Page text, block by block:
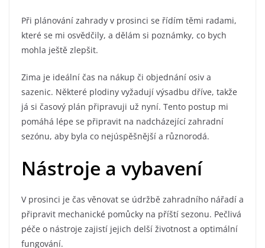
Při plánování zahrady v prosinci se řídím těmi radami,
které se mi osvědčily, a dělám si poznámky, co bych
mohla ještě zlepšit.
Zima je ideální čas na nákup či objednání osiv a
sazenic. Některé plodiny vyžadují výsadbu dříve, takže
já si časový plán připravuji už nyní. Tento postup mi
pomáhá lépe se připravit na nadcházející zahradní
sezónu, aby byla co nejúspěšnější a různorodá.
Nástroje a vybavení
V prosinci je čas věnovat se údržbě zahradního nářadí a
připravit mechanické pomůcky na příští sezonu. Pečlivá
péče o nástroje zajistí jejich delší životnost a optimální
fungování.